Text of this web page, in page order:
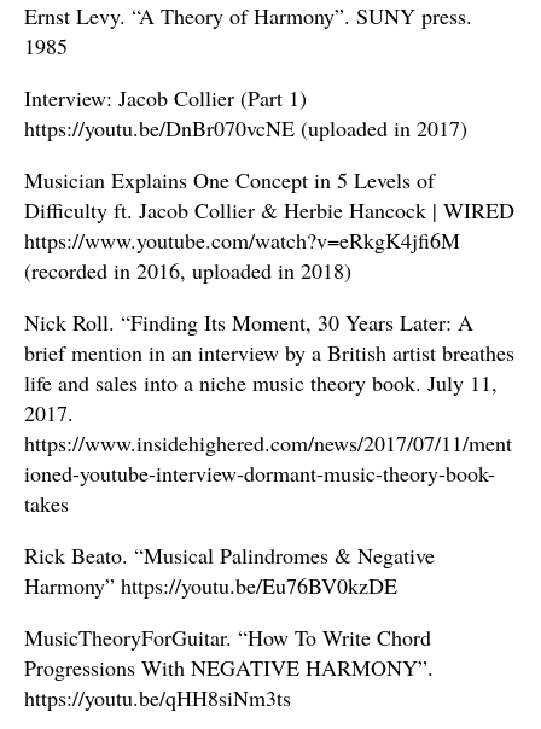
Ernst Levy. “A Theory of Harmony”. SUNY press.
1985
Interview: Jacob Collier (Part 1)
https://youtu.be/DnBr070vcNE (uploaded in 2017)
Musician Explains One Concept in 5 Levels of
Difficulty ft. Jacob Collier & Herbie Hancock | WIRED
https://www.youtube.com/watch?v=eRkgK4jfi6M
(recorded in 2016, uploaded in 2018)
Nick Roll. “Finding Its Moment, 30 Years Later: A
brief mention in an interview by a British artist breathes
life and sales into a niche music theory book. July 11,
2017.
https://www.insidehighered.com/news/2017/07/11/ment
ioned-youtube-interview-dormant-music-theory-book-
takes
Rick Beato. “Musical Palindromes & Negative
Harmony” https://youtu.be/Eu76BV0kzDE
MusicTheoryForGuitar. “How To Write Chord
Progressions With NEGATIVE HARMONY”.
https://youtu.be/qHH8siNm3ts